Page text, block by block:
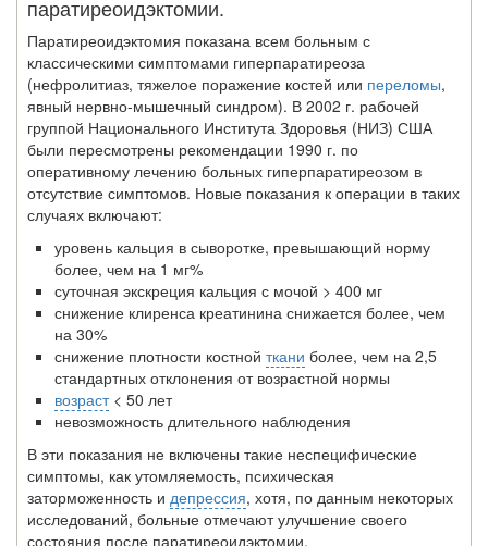
паратиреоидэктомии.
Паратиреоидэктомия показана всем больным с
классическими симптомами гиперпаратиреоза
(нефролитиаз, тяжелое поражение костей или переломы,
явный нервно-мышечный синдром). В 2002 г. рабочей
группой Национального Института Здоровья (НИЗ) США
были пересмотрены рекомендации 1990 г. по
оперативному лечению больных гиперпаратиреозом в
отсутствие симптомов. Новые показания к операции в таких
случаях включают:
уровень кальция в сыворотке, превышающий норму
более, чем на 1 мг%
суточная экскреция кальция с мочой > 400 мг
снижение клиренса креатинина снижается более, чем
на 30%
снижение плотности костной ткани более, чем на 2,5
стандартных отклонения от возрастной нормы
возраст< 50 лет
невозможность длительного наблюдения
В эти показания не включены такие неспецифические
симптомы, как утомляе­мость, психическая
заторможенность и депрессия, хотя, по данным некоторых
исследований, больные отмечают улучшение своего
состояния после паратиреоидэктомии.